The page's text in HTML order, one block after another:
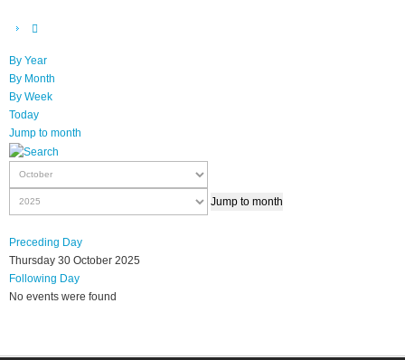
By Year
By Month
By Week
Today
Jump to month
Jump to month
Preceding Day
Thursday 30 October 2025
Following Day
No events were found